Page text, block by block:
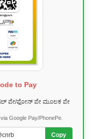
to Pay
ಪೇ/ಫೋನ್ ಪೇ ಮೂಲಕ ಪೇ
Google Pay/PhonePe.
Copy